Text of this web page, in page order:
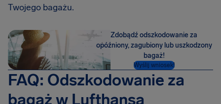
Twojego bagażu.
Zdobądź odszkodowanie za
opóźniony, zagubiony lub uszkodzony
bagaż!
Wyślij wniosek!
FAQ: Odszkodowanie za
bagaż w Lufthansa